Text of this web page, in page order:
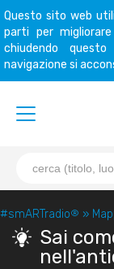
Questo sito web
parti per
chiudendo
navigazione si
#smARTradio® »
Sai